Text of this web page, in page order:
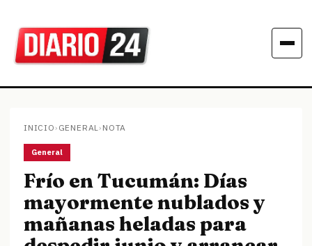
INICIO› GENERAL› NOTA
General
Frío en Tucumán: Días
mayormente nublados y
mañanas heladas para